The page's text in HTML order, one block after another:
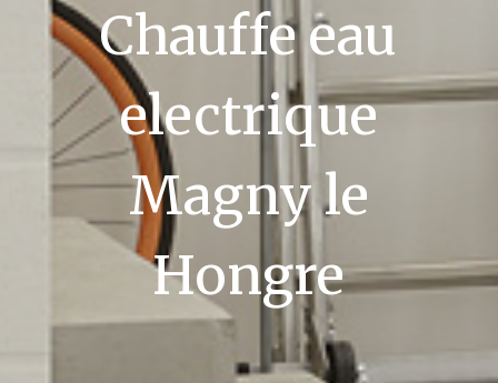
Chauffe eau
electrique
Magny le
Hongre